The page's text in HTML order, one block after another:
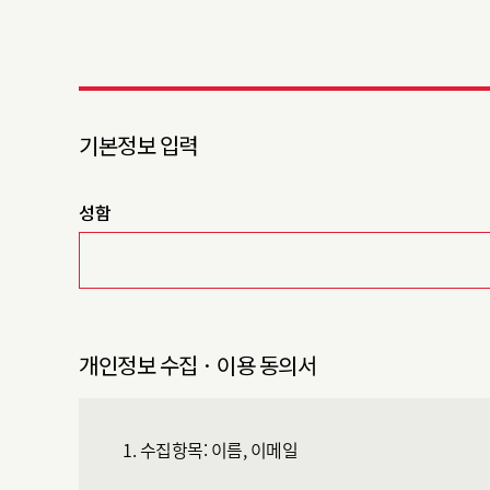
기본정보 입력
성함
개인정보 수집 · 이용 동의서
1. 수집항목: 이름, 이메일